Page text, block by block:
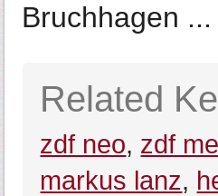
Bruchhagen ...
Related
zdf neo, zdf
markus lanz,